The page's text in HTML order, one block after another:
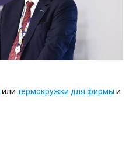
или термокружки для фирмы и